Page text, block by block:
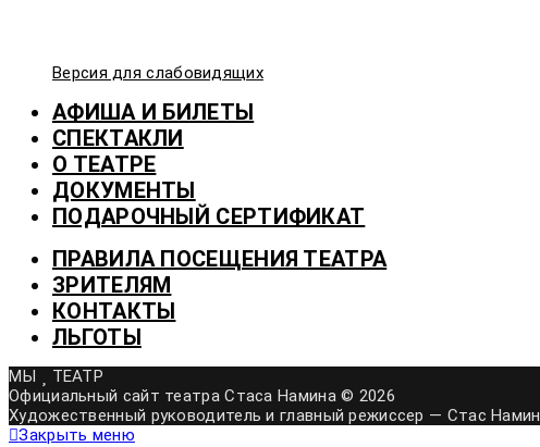
Версия для слабовидящих
АФИША И БИЛЕТЫ
СПЕКТАКЛИ
О ТЕАТРЕ
ДОКУМЕНТЫ
ПОДАРОЧНЫЙ СЕРТИФИКАТ
ПРАВИЛА ПОСЕЩЕНИЯ ТЕАТРА
ЗРИТЕЛЯМ
КОНТАКТЫ
ЛЬГОТЫ
МЫ
ТЕАТР
Официальный сайт театра Стаса Намина © 2026
Художественный руководитель и главный режиссер — Стас Намин
Закрыть меню